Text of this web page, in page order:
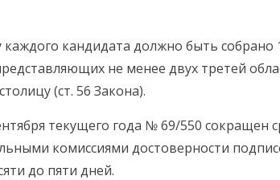
кандидата должно быть собрано
не менее двух третей
(ст. 56 Закона).
текущего года № 69/550 сокращен
комиссиями достоверности
до пяти дней.